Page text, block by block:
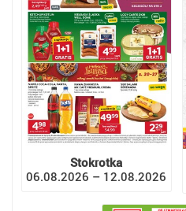
Stokrotka
06.08.2026 – 12.08.2026